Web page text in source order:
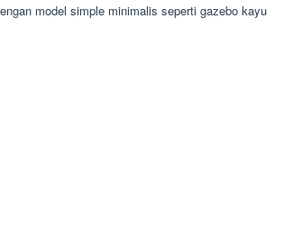
model simple minimalis seperti gazebo kayu